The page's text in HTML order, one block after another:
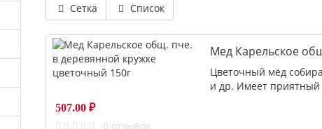
Сетка Список
Мед Карельское
Цветочный мёд
и др. Имеет приятный
507.00 ₽
0 отзывов